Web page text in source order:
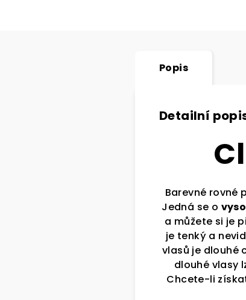
Popis
Detailní
Barevné rovné
Jedná se o
a můžete si je
je tenký a
vlasů je dlouhé
dlouhé vlasy
Chcete-li